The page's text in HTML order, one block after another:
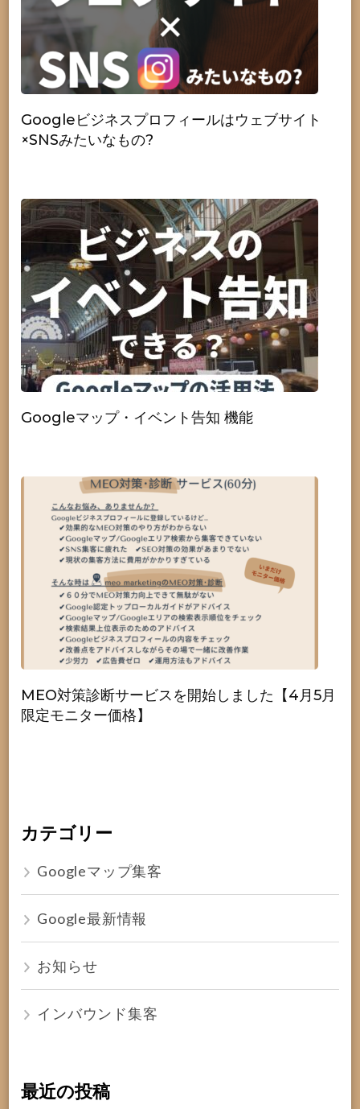
Googleビジネスプロフィールはウェブサイト
×SNSみたいなもの?
Googleマップ・イベント告知 機能
MEO対策診断サービスを開始しました【4月5月
限定モニター価格】
カテゴリー
Googleマップ集客
Google最新情報
お知らせ
インバウンド集客
最近の投稿